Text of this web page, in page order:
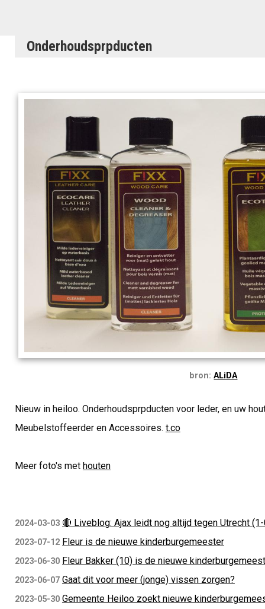
Onderhoudsprpducten
bron:ALiDA
Nieuw in heiloo. Onderhoudsprpducten voor leder, en uw
Meubelstoffeerder en Accessoires. t.co
Meer foto's met houten
2024-03-03 🔴 Liveblog: Ajax leidt nog altijd tegen Utrecht
2023-07-12 Fleur is de nieuwe kinderburgemeester
2023-06-30 Fleur Bakker (10) is de nieuwe
2023-06-07 Gaat dit voor meer (jonge) vissen zorgen?
2023-05-30 Gemeente Heiloo zoekt nieuwe